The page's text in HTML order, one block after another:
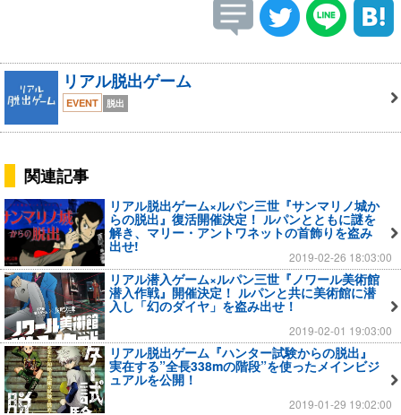
リアル脱出ゲーム
EVENT 脱出
関連記事
リアル脱出ゲーム×ルパン三世『サンマリノ城か
らの脱出』復活開催決定！ ルパンとともに謎を
解き、マリー・アントワネットの首飾りを盗み
出せ!
2019-02-26 18:03:00
リアル潜入ゲーム×ルパン三世『ノワール美術館
潜入作戦』開催決定！ ルパンと共に美術館に潜
入し「幻のダイヤ」を盗み出せ！
2019-02-01 19:03:00
リアル脱出ゲーム『ハンター試験からの脱出』
実在する”全長338mの階段”を使ったメインビジ
ュアルを公開！
2019-01-29 19:02:00